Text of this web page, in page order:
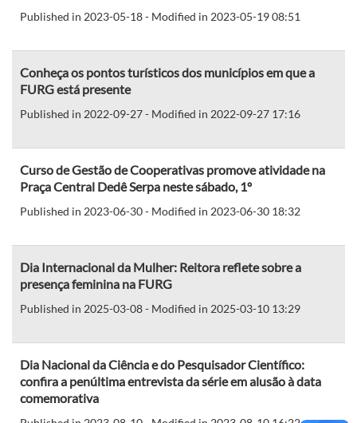
Published in 2023-05-18 - Modified in 2023-05-19 08:51
Conheça os pontos turísticos dos municípios em que a
FURG está presente
Published in 2022-09-27 - Modified in 2022-09-27 17:16
Curso de Gestão de Cooperativas promove atividade na
Praça Central Dedê Serpa neste sábado, 1º
Published in 2023-06-30 - Modified in 2023-06-30 18:32
Dia Internacional da Mulher: Reitora reflete sobre a
presença feminina na FURG
Published in 2025-03-08 - Modified in 2025-03-10 13:29
Dia Nacional da Ciência e do Pesquisador Científico:
confira a penúltima entrevista da série em alusão à data
comemorativa